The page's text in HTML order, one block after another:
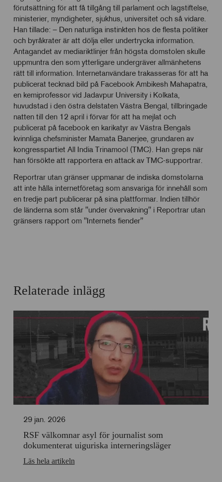
förutsättning för att få tillgång till parlament och lagstiftelse,
ministerier, myndigheter, sjukhus, universitet och så vidare.
Han tillade: – Den naturliga instinkten hos de flesta politiker
och byråkrater är att dölja eller undertrycka information.
Antagandet av mediariktlinjer från högsta domstolen skulle
uppmuntra den som ytterligare undergräver allmänhetens
rätt till information. Internetanvändare trakasseras för att ha
publicerat tecknad bild på Facebook Ambikesh Mahapatra,
en kemiprofessor vid Jadavpur University i Kolkata,
huvudstad i den östra delstaten Västra Bengal, tillbringade
natten till den 12 april i förvar för att ha mejlat och
publicerat på facebook en karikatyr av Västra Bengals
kvinnliga chefsminister Mamata Banerjee, grundaren av
kongresspartiet All India Trinamool (TMC). Han greps när
han försökte att rapportera en attack av TMC-supportrar.
Reportrar utan gränser uppmanar de indiska domstolarna
att inte hålla internetföretag som ansvariga för innehåll som
en tredje part publicerar på sina plattformar. Indien tillhör
de länderna som står "under övervakning" i Reportrar utan
gränsers rapport om "Internets fiender"
Relaterade inlägg
29 jan. 2026
RSF välkomnar asyl för journalist som
dokumenterat uiguriska interneringsläger
Läs hela artikeln